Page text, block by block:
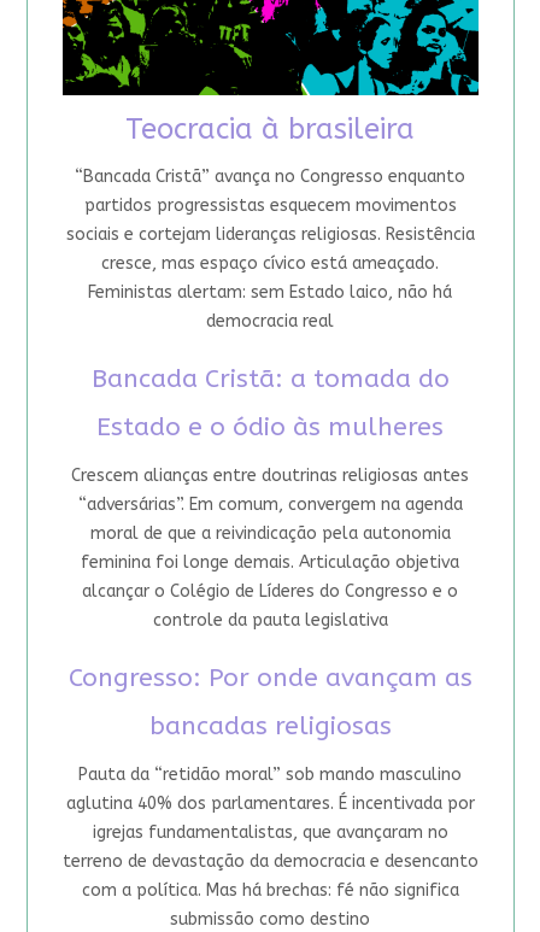
Teocracia à brasileira
“Bancada Cristã” avança no Congresso enquanto
partidos progressistas esquecem movimentos
sociais e cortejam lideranças religiosas. Resistência
cresce, mas espaço cívico está ameaçado.
Feministas alertam: sem Estado laico, não há
democracia real
Bancada Cristã: a tomada do
Estado e o ódio às mulheres
Crescem alianças entre doutrinas religiosas antes
“adversárias”. Em comum, convergem na agenda
moral de que a reivindicação pela autonomia
feminina foi longe demais. Articulação objetiva
alcançar o Colégio de Líderes do Congresso e o
controle da pauta legislativa
Congresso: Por onde avançam as
bancadas religiosas
Pauta da “retidão moral” sob mando masculino
aglutina 40% dos parlamentares. É incentivada por
igrejas fundamentalistas, que avançaram no
terreno de devastação da democracia e desencanto
com a política. Mas há brechas: fé não significa
submissão como destino